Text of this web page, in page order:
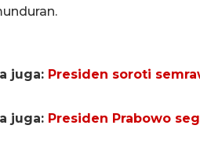
juga: Presiden soroti
juga: Presiden Prabowo